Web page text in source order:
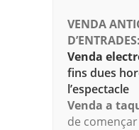
VENDA
D’ENTRADES:
Venda
fins dues
l’espectacle
Venda a
de començar